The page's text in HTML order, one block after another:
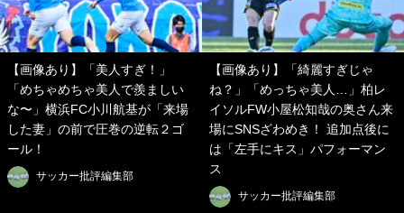
【画像あり】「美人すぎ！」
「めちゃめちゃ美人で羨ましい
な〜」横浜FC小川航基が「来場
した妻」の前で圧巻の逆転２ゴ
ール！
サッカー批評編集部
【画像あり】「綺麗すぎじゃ
ね？」「めっちゃ美人…」柏レ
イソルFW小屋松知哉の奥さん来
場にSNSざわめき！ 追加点後に
は「左手にキス」パフォーマン
ス
サッカー批評編集部